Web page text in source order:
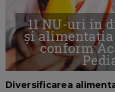
11 NU-uri in
și
conform
Diversificarea